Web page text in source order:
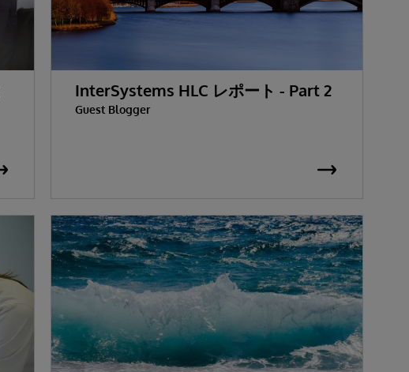
InterSystems HLC レポート - Part 2
Guest Blogger